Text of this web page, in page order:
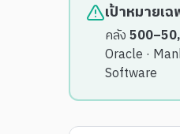
เป้าหมายเ
คลัง
Oracle ·
Software